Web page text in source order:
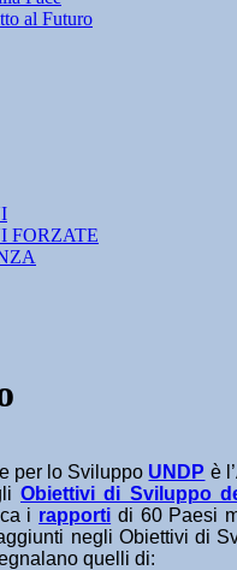
al Futuro
FORZATE
per lo Sviluppo UNDP è
Obiettivi di Sviluppo
i rapporti di 60 Paesi
negli Obiettivi di
quelli di: